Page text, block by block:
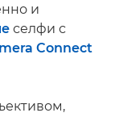
и
селфи с
Connect